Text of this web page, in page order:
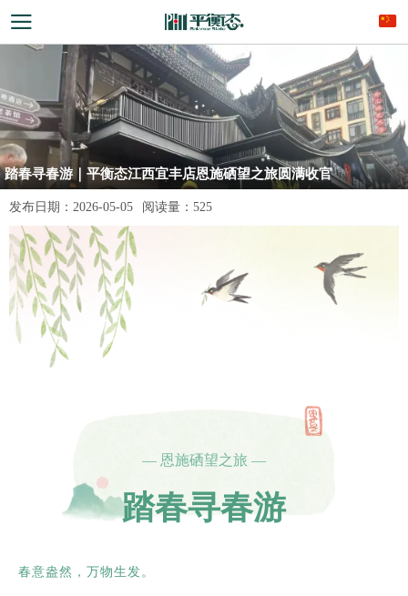
踏春寻春游｜平衡态江西宜丰店恩施硒望之旅圆满收官
发布日期： 2026-05-05 阅读量： 525
— 恩施硒望之旅 —
踏春寻春游
春意盎然，万物生发。